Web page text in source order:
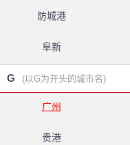
防城港
阜新
G (以G为开头的城市名)
广州
贵港